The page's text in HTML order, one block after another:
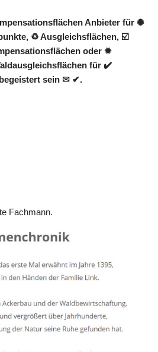
Anbieter für ✺
♻ Ausgleichsflächen, ☑️
oder ✹
für ✔️
sein ✉ ✔.
Fachmann.